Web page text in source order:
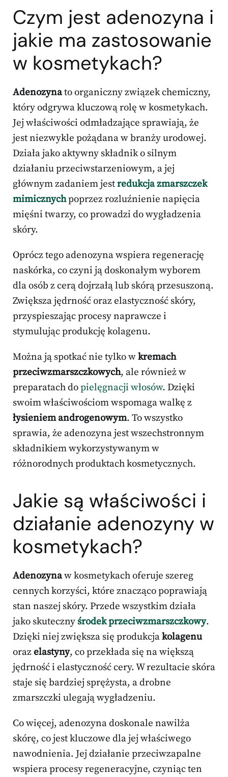
Czym jest adenozyna i
jakie ma zastosowanie
w kosmetykach?
Adenozynato organiczny związek chemiczny,
który odgrywa kluczową rolę w kosmetykach.
Jej właściwości odmładzające sprawiają, że
jest niezwykle pożądana w branży urodowej.
Działa jako aktywny składnik o silnym
działaniu przeciwstarzeniowym, a jej
głównym zadaniem jestredukcja zmarszczek
mimicznychpoprzez rozluźnienie napięcia
mięśni twarzy, co prowadzi do wygładzenia
skóry.
Oprócz tego adenozyna wspiera regenerację
naskórka, co czyni ją doskonałym wyborem
dla osób z cerą dojrzałą lub skórą przesuszoną.
Zwiększa jędrność oraz elastyczność skóry,
przyspieszając procesy naprawcze i
stymulując produkcję kolagenu.
Można ją spotkać nie tylko wkremach
przeciwzmarszczkowych, ale również w
preparatach dopielęgnacji włosów. Dzięki
swoim właściwościom wspomaga walkę z
łysieniem androgenowym. To wszystko
sprawia, że adenozyna jest wszechstronnym
składnikiem wykorzystywanym w
różnorodnych produktach kosmetycznych.
Jakie są właściwości i
działanie adenozyny w
kosmetykach?
Adenozynaw kosmetykach oferuje szereg
cennych korzyści, które znacząco poprawiają
stan naszej skóry. Przede wszystkim działa
jako skutecznyśrodek przeciwzmarszczkowy.
Dzięki niej zwiększa się produkcjakolagenu
orazelastyny, co przekłada się na większą
jędrność i elastyczność cery. W rezultacie skóra
staje się bardziej sprężysta, a drobne
zmarszczki ulegają wygładzeniu.
Co więcej, adenozyna doskonale nawilża
skórę, co jest kluczowe dla jej właściwego
nawodnienia. Jej działanie przeciwzapalne
wspiera procesy regeneracyjne, czyniąc ten